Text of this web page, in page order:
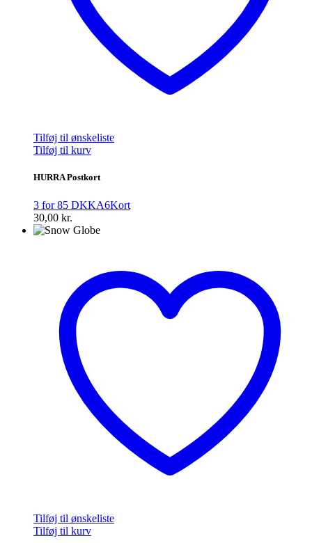
Tilføj til ønskeliste
Tilføj til kurv
HURRA Postkort
3 for 85 DKKA6Kort
30,00 kr.
Tilføj til ønskeliste
Tilføj til kurv